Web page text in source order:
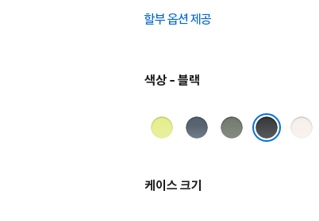
할부 옵션 제공
색상 - 블랙
네온
앵커
그린
라이트
케이스 크기